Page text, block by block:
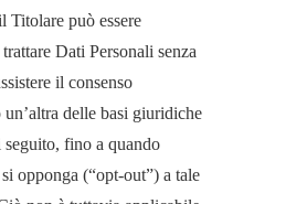
Titolare può essere
Dati Personali senza
il consenso
un’altra delle basi giuridiche
seguito, fino a quando
opponga (“opt-out”) a tale